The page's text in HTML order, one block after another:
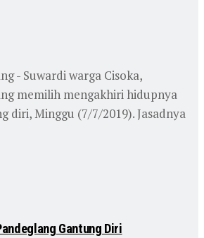
- Suwardi warga Cisoka,
memilih mengakhiri hidupnya
diri, Minggu (7/7/2019). Jasadnya
Gantung Diri